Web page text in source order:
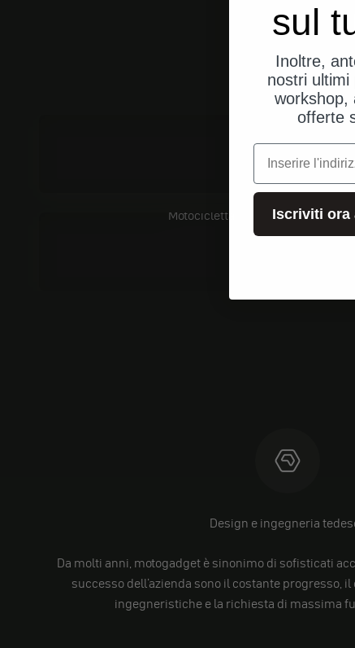
Motocicletta
Design e ingegneria
Da molti anni, motogadget è sinonimo di sofisticati
successo dell'azienda sono il costante progresso,
ingegneristiche e la richiesta di massima
sul
Inoltre,
nostri ultimi
workshop,
offerte
e-mail
Iscriviti ora